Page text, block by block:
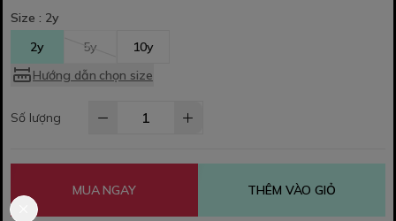
Size : 2y
2y
5y
10y
Hướng dẫn chọn size
Số lượng
MUA NGAY THÊM VÀO GIỎ